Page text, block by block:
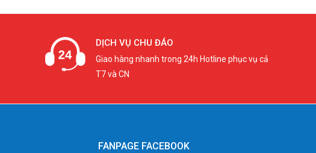
DỊCH VỤ CHU ĐÁO
Giao hàng nhanh trong 24h Hotline phục vụ cả
T7 và CN
FANPAGE FACEBOOK